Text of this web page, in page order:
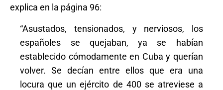
explica en la página 96:
“Asustados, tensionados, y nerviosos, los
españoles se quejaban, ya se habían
establecido cómodamente en Cuba y querían
volver. Se decían entre ellos que era una
locura que un ejército de 400 se atreviese a